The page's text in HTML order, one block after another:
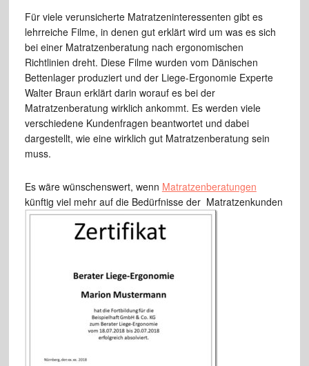
Für viele verunsicherte Matratzeninteressenten gibt es
lehrreiche Filme, in denen gut erklärt wird um was es sich
bei einer Matratzenberatung nach ergonomischen
Richtlinien dreht. Diese Filme wurden vom Dänischen
Bettenlager produziert und der Liege-Ergonomie Experte
Walter Braun erklärt darin worauf es bei der
Matratzenberatung wirklich ankommt. Es werden viele
verschiedene Kundenfragen beantwortet und dabei
dargestellt, wie eine wirklich gut Matratzenberatung sein
muss.
Es wäre wünschenswert, wenn Matratzenberatungen
künftig viel mehr auf die Bedürfnisse der Matratzenkunden